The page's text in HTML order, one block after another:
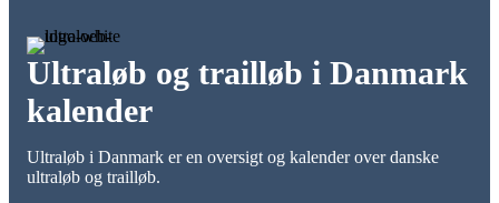
Ultraløb og trailløb i Danmark
kalender
Ultraløb i Danmark er en oversigt og kalender over danske
ultraløb og trailløb.